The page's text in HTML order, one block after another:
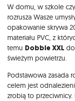
Opis
W domu, w szkole
rozrusza Wasze
opakowanie skrywa
materiału PVC, z
temu Dobble XXL
świeżym powietrzu.
Podstawowa zasada
celem jest
zrobią to przeciwnicy.